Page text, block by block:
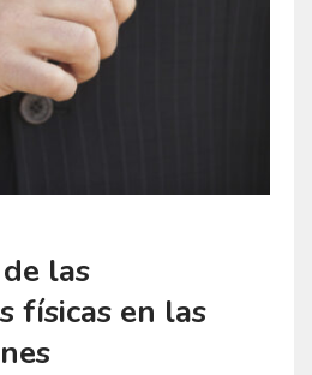
las
físicas en las